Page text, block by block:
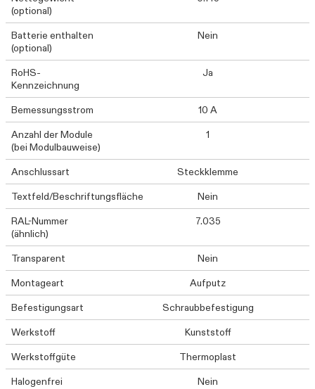
(optional)
Batterie enthalten
(optional)
Nein
RoHS-
Kennzeichnung
Ja
Bemessungsstrom
10 A
Anzahl der Module
(bei Modulbauweise)
1
Anschlussart
Steckklemme
Textfeld/Beschriftungsfläche
Nein
RAL-Nummer
(ähnlich)
7.035
Transparent
Nein
Montageart
Aufputz
Befestigungsart
Schraubbefestigung
Werkstoff
Kunststoff
Werkstoffgüte
Thermoplast
Halogenfrei
Nein